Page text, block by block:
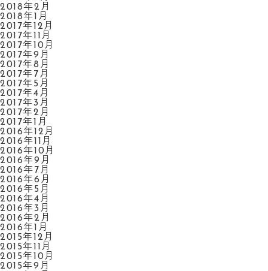
2018年2月
2018年1月
2017年12月
2017年11月
2017年10月
2017年9月
2017年8月
2017年7月
2017年5月
2017年4月
2017年3月
2017年2月
2017年1月
2016年12月
2016年11月
2016年10月
2016年9月
2016年7月
2016年6月
2016年5月
2016年4月
2016年3月
2016年2月
2016年1月
2015年12月
2015年11月
2015年10月
2015年9月